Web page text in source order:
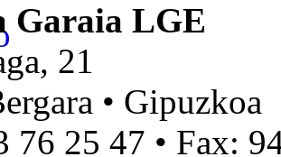
Garaia LGE
21
• Gipuzkoa
76 25 47 • Fax: